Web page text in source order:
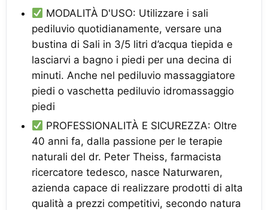
MODALITÀ D'USO: Utilizzare i sali
pediluvio quotidianamente, versare una
bustina di Sali in 3/5 litri d’acqua tiepida e
lasciarvi a bagno i piedi per una decina di
minuti. Anche nel pediluvio massaggiatore
piedi o vaschetta pediluvio idromassaggio
piedi
PROFESSIONALITÀ E SICUREZZA: Oltre
40 anni fa, dalla passione per le terapie
naturali del dr. Peter Theiss, farmacista
ricercatore tedesco, nasce Naturwaren,
azienda capace di realizzare prodotti di alta
qualità a prezzi competitivi, secondo natura